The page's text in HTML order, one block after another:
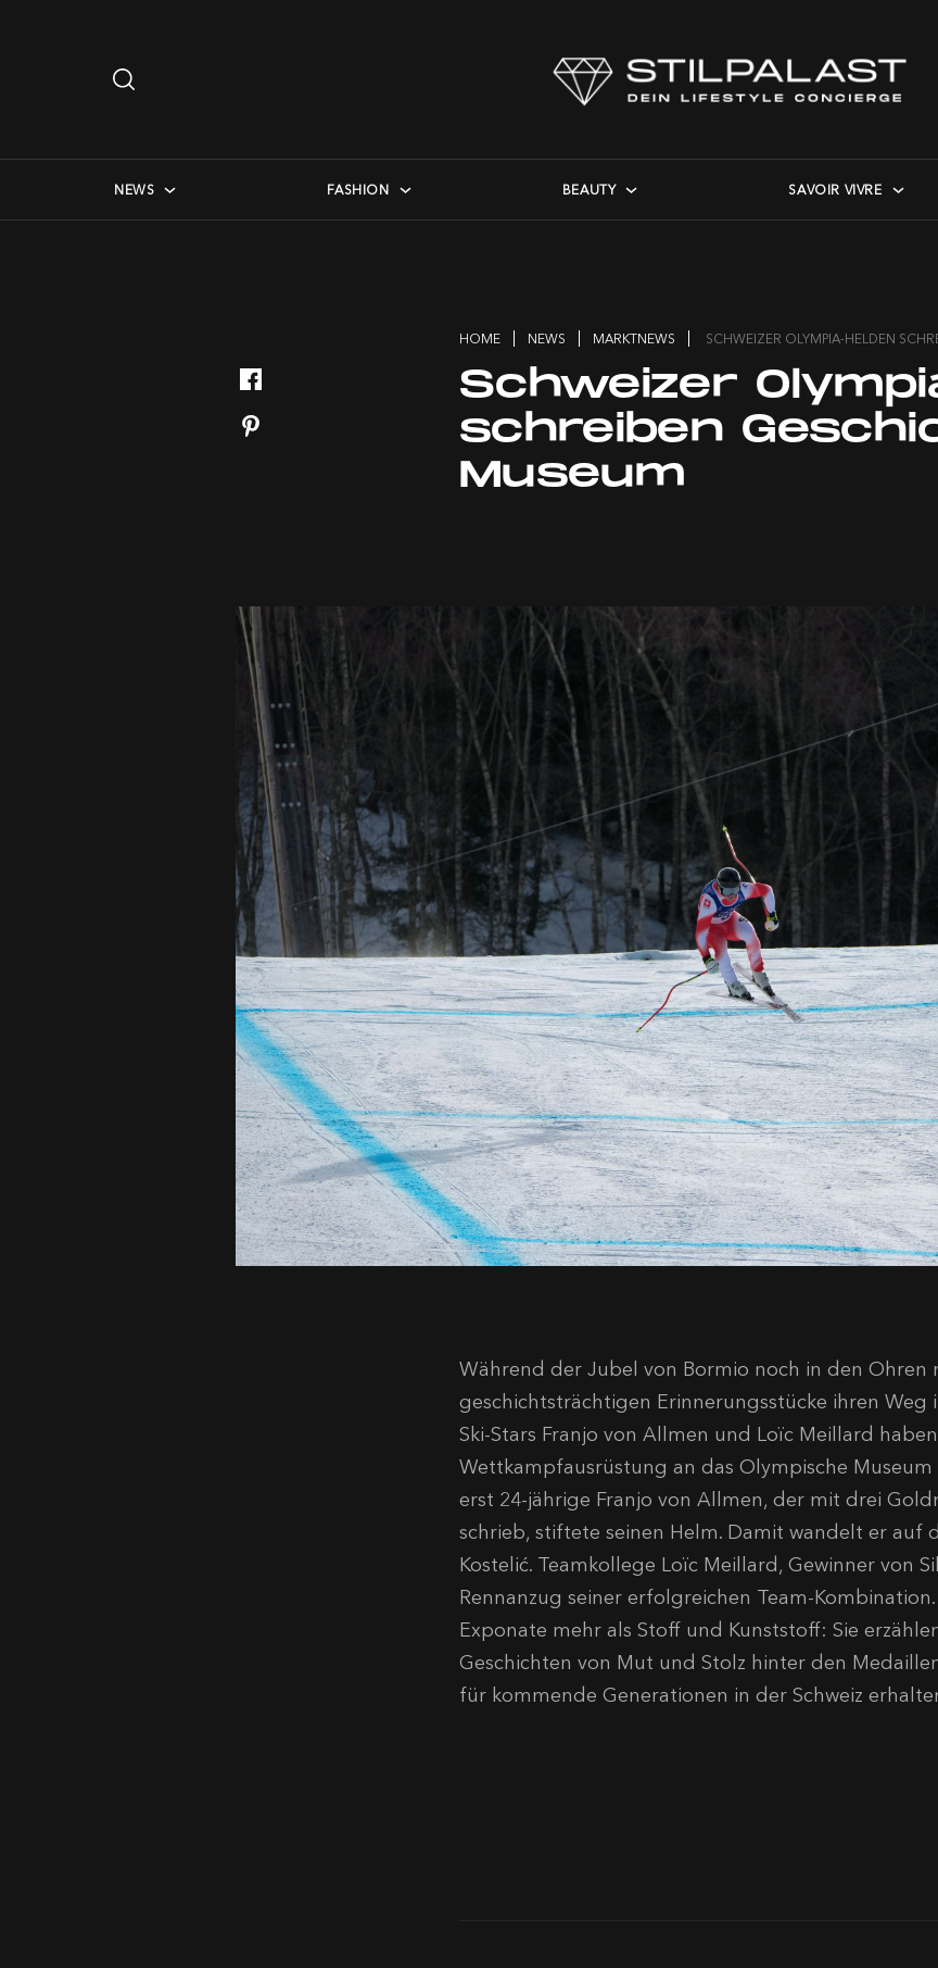
…
NEWS FASHION BEAUTY SAVOIR VIVRE
HOME NEWS MARKTNEWS SCHWEIZER OLYMPIA-HELDEN
Schweizer
schreiben
Museum
Während der Jubel von Bormio noch in den Ohren
geschichtsträchtigen Erinnerungsstücke ihren Weg
Ski-Stars Franjo von Allmen und Loïc Meillard
Wettkampfausrüstung an das Olympische
erst 24-jährige Franjo von Allmen, der mit drei
schrieb, stiftete seinen Helm. Damit wandelt er auf
Kostelić. Teamkollege Loïc Meillard, Gewinner von
Rennanzug seiner erfolgreichen Team-
Exponate mehr als Stoff und Kunststoff: Sie
Geschichten von Mut und Stolz hinter den
für kommende Generationen in der Schweiz